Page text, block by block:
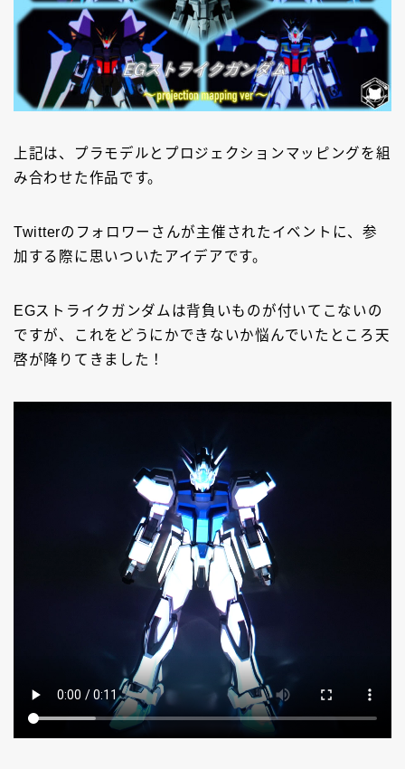
上記は、プラモデルとプロジェクションマッピングを組
み合わせた作品です。
Twitterのフォロワーさんが主催されたイベントに、参
加する際に思いついたアイデアです。
EGストライクガンダムは背負いものが付いてこないの
ですが、これをどうにかできないか悩んでいたところ天
啓が降りてきました！